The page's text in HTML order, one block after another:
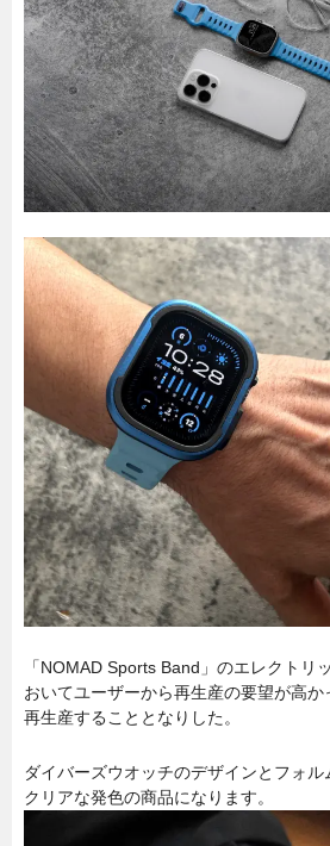
「NOMAD Sports Band」のエレクトリ
おいてユーザーから再生産の要望が高
再生産することとなりした。
ダイバーズウオッチのデザインとフォ
クリアな発色の商品になります。